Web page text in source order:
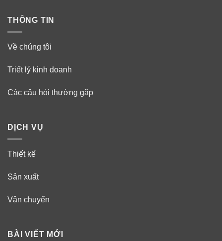
THÔNG TIN
Về chúng tôi
Triết lý kinh doanh
Các câu hỏi thường gặp
DỊCH VỤ
Thiết kế
Sản xuất
Vận chuyển
BÀI VIẾT MỚI